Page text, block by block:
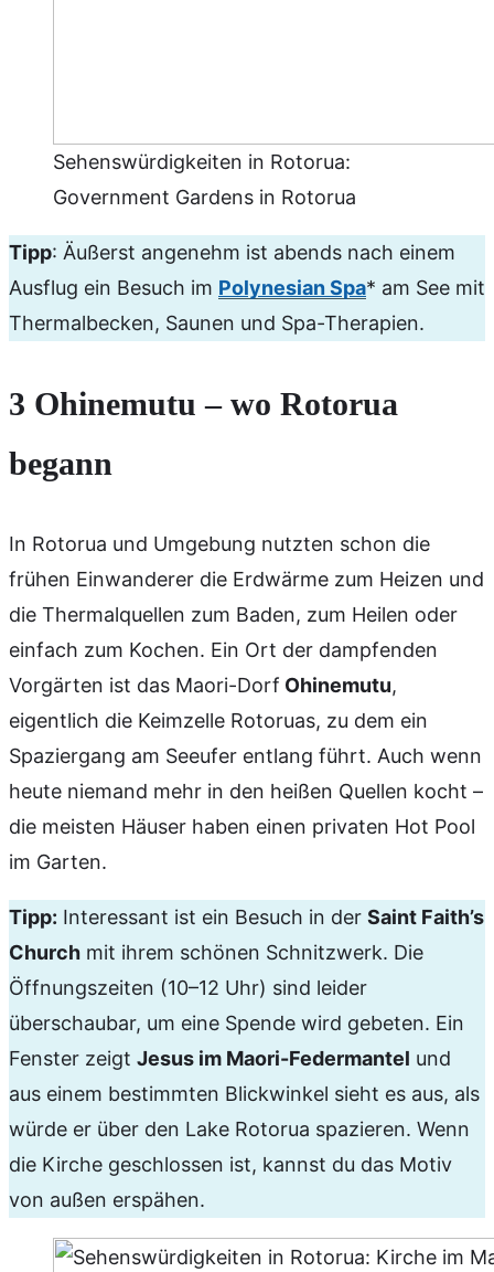
Sehenswürdigkeiten in Rotorua:
Government Gardens in Rotorua
Tipp: Äußerst angenehm ist abends nach einem
Ausflug ein Besuch im Polynesian Spa* am See mit
Thermalbecken, Saunen und Spa-Therapien.
3 Ohinemutu – wo Rotorua
begann
In Rotorua und Umgebung nutzten schon die
frühen Einwanderer die Erdwärme zum Heizen und
die Thermalquellen zum Baden, zum Heilen oder
einfach zum Kochen. Ein Ort der dampfenden
Vorgärten ist das Maori-Dorf Ohinemutu,
eigentlich die Keimzelle Rotoruas, zu dem ein
Spaziergang am Seeufer entlang führt. Auch wenn
heute niemand mehr in den heißen Quellen kocht –
die meisten Häuser haben einen privaten Hot Pool
im Garten.
Tipp: Interessant ist ein Besuch in der Saint Faith’s
Church mit ihrem schönen Schnitzwerk. Die
Öffnungszeiten (10–12 Uhr) sind leider
überschaubar, um eine Spende wird gebeten. Ein
Fenster zeigt Jesus im Maori-Federmantel und
aus einem bestimmten Blickwinkel sieht es aus, als
würde er über den Lake Rotorua spazieren. Wenn
die Kirche geschlossen ist, kannst du das Motiv
von außen erspähen.